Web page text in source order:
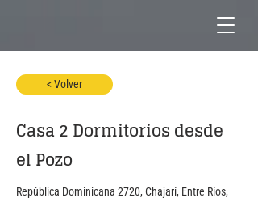
< Volver
Casa 2 Dormitorios desde
el Pozo
República Dominicana 2720, Chajarí, Entre Ríos,